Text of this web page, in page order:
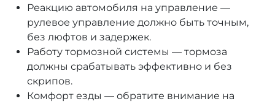
Реакцию автомобиля на управление —
рулевое управление должно быть точным,
без люфтов и задержек.
Работу тормозной системы — тормоза
должны срабатывать эффективно и без
скрипов.
Комфорт езды — обратите внимание на